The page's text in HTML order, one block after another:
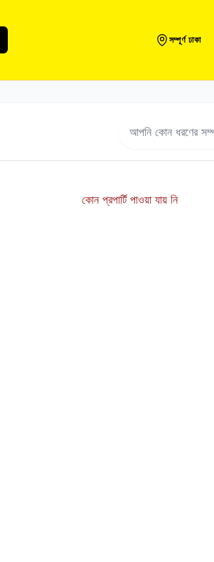
সম্পূর্ণ ঢাকা
কোন প্রপার্টি পাওয়া যায় নি